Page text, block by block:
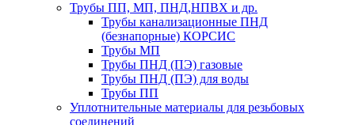
Трубы ПП, МП, ПНД,НПВХ и др.
Трубы канализационные ПНД
(безнапорные) КОРСИС
Трубы МП
Трубы ПНД (ПЭ) газовые
Трубы ПНД (ПЭ) для воды
Трубы ПП
Уплотнительные материалы для резьбовых
соединений